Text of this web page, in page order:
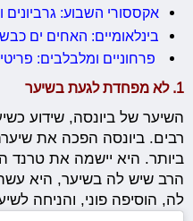
אקססורי השבוע: גרביונים
בינלאומיים: האחים ים
פרחוניים ומלבלבים:
1. לא מפחדת לגעת בשיער
השיער של ביונסה, שידוע
רבים. ביונסה הפכה את
ביותר. היא יישמה את טרנד
הרב שיש לה בשיער, היא
לה, הוסיפה פוני, והניחה